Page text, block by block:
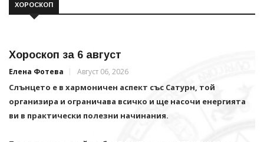
ХОРОСКОП
Хороскоп за 6 август
Елена Фотева Август 06, 2026
Слънцето е в хармоничен аспект със Сатурн, той
организира и ограничава всичко и щe насочи енергията
ви в практически полезни начинания.